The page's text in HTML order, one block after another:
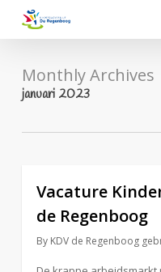
contentMonthly Archives
januari 2023
Vacature
de Regenboog
By KDV de Regenboog